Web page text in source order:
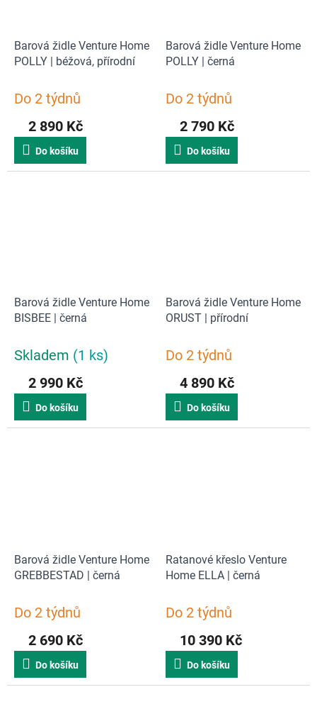
Barová židle Venture Home
POLLY | béžová, přírodní
Do 2 týdnů
2 890 Kč
Do košíku
Barová židle Venture Home
POLLY | černá
Do 2 týdnů
2 790 Kč
Do košíku
Barová židle Venture Home
BISBEE | černá
Skladem (1 ks)
2 990 Kč
Do košíku
Barová židle Venture Home
ORUST | přírodní
Do 2 týdnů
4 890 Kč
Do košíku
Barová židle Venture Home
GREBBESTAD | černá
Do 2 týdnů
2 690 Kč
Do košíku
Ratanové křeslo Venture
Home ELLA | černá
Do 2 týdnů
10 390 Kč
Do košíku